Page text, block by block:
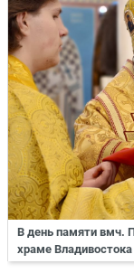
В день памяти вмч.
храме